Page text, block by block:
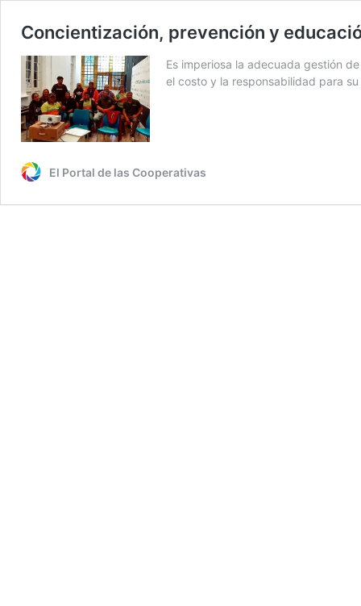
Concientización, prevención y
Es imperiosa la adecuada gestión
el costo y la responsabilidad para
El Portal de las Cooperativas